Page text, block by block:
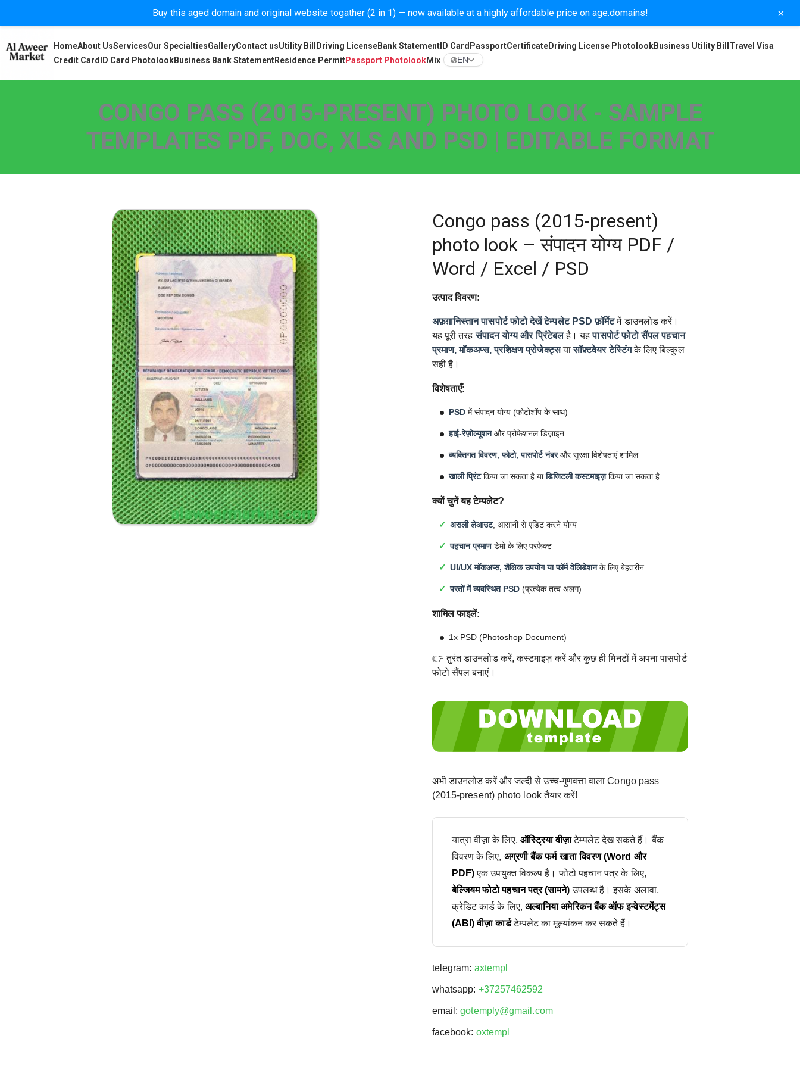
Buy this aged domain and original website togather (2 in 1) — now available at a highly affordable price on age.domains! ×
HomeAbout UsServicesOur SpecialtiesGalleryContact usUtility Bill Driving LicenseBank Statement ID Card PassportCertificateDriving License PhotolookBusiness Utility Bill Travel Visa
Credit Card
ID Card PhotolookBusiness Bank StatementResidence PermitPassport PhotolookMix EN
CONGO PASS (2015-PRESENT) PHOTO LOOK - SAMPLE
TEMPLATES PDF, DOC, XLS AND PSD | EDITABLE FORMAT
Congo pass (2015-present)
photo look – संपादन योग्य PDF /
Word / Excel / PSD
उत्पाद विवरण:
अफ़ग़ानिस्तान पासपोर्ट फोटो देखें टेम्पलेट PSD फ़ॉर्मेटमें डाउनलोड करें।
यह पूरी तरहसंपादन योग्य और प्रिंटेबलहै। यहपासपोर्ट फोटो सैंपल पहचान
प्रमाण, मॉकअप्स, प्रशिक्षण प्रोजेक्ट्सयासॉफ़्टवेयर टेस्टिंगके लिए बिल्कुल
सही है।
विशेषताएँ:
PSD में संपादन योग्य (फोटोशॉप के साथ)
हाई-रेज़ोल्यूशनऔर प्रोफेशनल डिज़ाइन
व्यक्तिगत विवरण, फोटो, पासपोर्ट नंबरऔर सुरक्षा विशेषताएं शामिल
खाली प्रिंटकिया जा सकता है याडिजिटली कस्टमाइज़किया जा सकता है
क्यों चुनें यह टेम्पलेट?
असली लेआउट, आसानी से एडिट करने योग्य
पहचान प्रमाणडेमो के लिए परफेक्ट
UI/UX मॉकअप्स, शैक्षिक उपयोग या फॉर्म वेलिडेशनके लिए बेहतरीन
परतों में व्यवस्थित PSD(प्रत्येक तत्व अलग)
शामिल फाइलें:
1x PSD (Photoshop Document)
👉 तुरंत डाउनलोड करें, कस्टमाइज़ करें और कुछ ही मिनटों में अपना पासपोर्ट
फोटो सैंपल बनाएं।
अभी डाउनलोड करें और जल्दी से उच्च-गुणवत्ता वाला Congo pass
(2015-present) photo look तैयार करें!
यात्रा वीज़ा के लिए, ऑस्ट्रिया वीज़ाटेम्पलेट देख सकते हैं। बैंक
विवरण के लिए, अग्रणी बैंक फर्म खाता विवरण (Word और
PDF)एक उपयुक्त विकल्प है। फोटो पहचान पत्र के लिए,
बेल्जियम फोटो पहचान पत्र (सामने) उपलब्ध है। इसके अलावा,
क्रेडिट कार्ड के लिए, अल्बानिया अमेरिकन बैंक ऑफ इन्वेस्टमेंट्स
(ABI) वीज़ा कार्डटेम्पलेट का मूल्यांकन कर सकते हैं।
telegram: axtempl
whatsapp: +37257462592
email:gotemply@gmail.com
facebook: oxtempl